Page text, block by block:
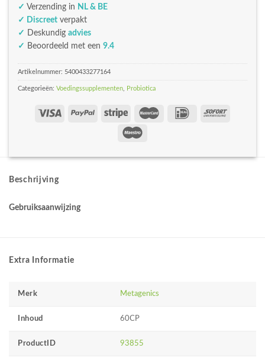
✓ Verzending in NL & BE
✓ Discreet verpakt
✓
Deskundig advies
✓ Beoordeeld met een 9.4
Artikelnummer: 5400433277164
Categorieën: Voedingssupplementen Probiotica
Beschrijving
Gebruiksaanwijzing
Extra Informatie
Merk Metagenics
Inhoud 60CP
ProductID 93855